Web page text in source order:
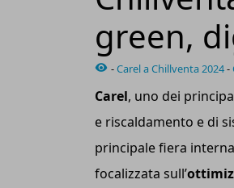
green,
-Carel a Chillventa 2024-
Carel, uno dei
e riscaldamento e di
principale fiera
focalizzata sull’